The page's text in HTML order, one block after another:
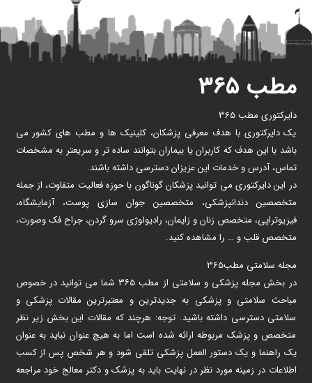
مطب ۳۶۵
دایرکتوری مطب 365
یک دایرکتوری با هدف معرفی پزشکان، کلینیک ها و مطب های کشور می
باشد با این هدف که کاربران یا بیماران بتوانند ساده تر و سریعتر به مشخصات
تماس، آدرس و خدمات این عزیزان دسترسی داشته باشند.
در این دایرکتوری می توانید پزشکان گوناگون با حوزه فعالیت متفاوت، از جمله
متخصصین دندانپزشکی، متخصصین جوان سازی پوست، آزمایشگاه،
فیزیوتراپی، متخصص زنان و زایمان، رادیولوژی سرو گردن، جراح فک وصورت،
متخصص قلب و … را مشاهده کنید.
مجله سلامتی مطب365
در بخش مجله پزشکی و سلامتی از مطب ۳۶۵ شما می توانید در خصوص
مباحث سلامتی و پزشکی به جدیدترین و معتبرترین مقالات پزشکی و
سلامتی دسترسی داشته باشید. توجه: هرچند که مقالات این بخش زیر نظر
متخصص و پزشک مربوطه ارائه شده است اما به هیچ عنوان نباید به عنوان
یک راهنما و یک دستور العمل پزشکی تلقی شود و هر شخص پس از کسب
اطلاعات در زمینه مورد نظر در نهایت باید به پزشک و دکتر معالج خود مراجعه